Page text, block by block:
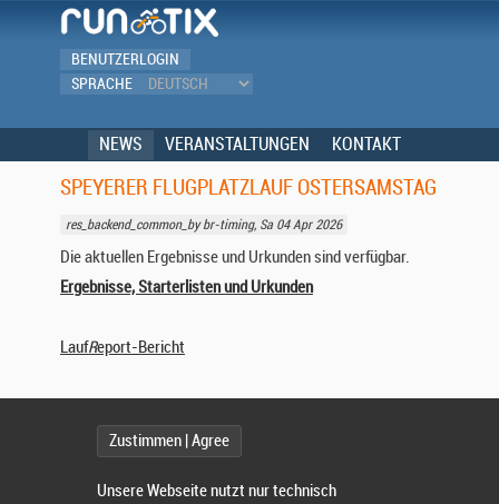
BENUTZERLOGIN
SPRACHE
NEWS VERANSTALTUNGEN KONTAKT
SPEYERER FLUGPLATZLAUF OSTERSAMSTAG
res_backend_common_by br-timing, Sa 04 Apr 2026
Die aktuellen Ergebnisse und Urkunden sind verfügbar.
Ergebnisse, Starterlisten und Urkunden
LaufReport-Bericht
Zustimmen | Agree
Unsere Webseite nutzt nur technisch